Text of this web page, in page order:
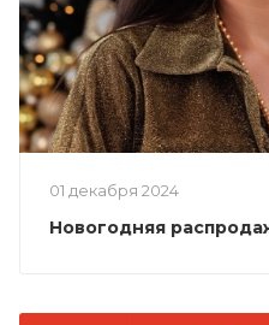
01 декабря 2024
Новогодняя